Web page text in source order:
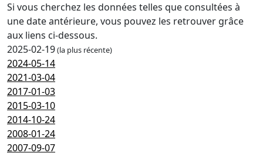
Si vous cherchez les données telles que consultées à
une date antérieure, vous pouvez les retrouver grâce
aux liens ci-dessous.
2025-02-19(la plus récente)
2024-05-14
2021-03-04
2017-01-03
2015-03-10
2014-10-24
2008-01-24
2007-09-07